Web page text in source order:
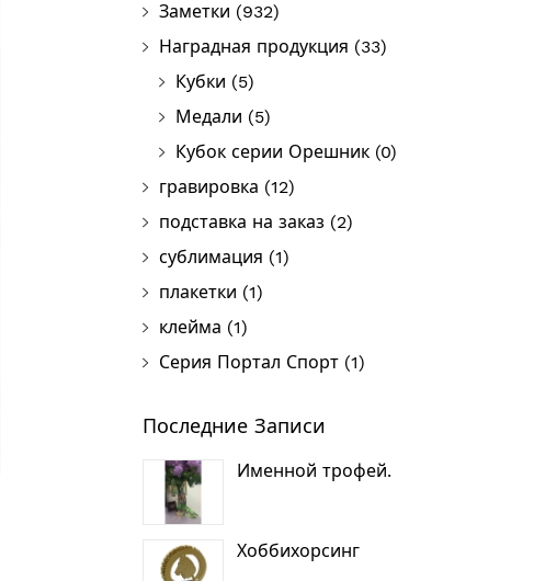
Заметки (932)
Наградная продукция (33)
Кубки (5)
Медали (5)
Кубок серии Орешник (0)
гравировка (12)
подставка на заказ (2)
сублимация (1)
плакетки (1)
клейма (1)
Серия Портал Спорт (1)
Последние Записи
Именной трофей.
Хоббихорсинг